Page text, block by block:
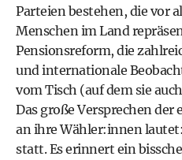
Parteien bestehen, die vor
Menschen im Land
Pensionsreform, die
und internationale
vom Tisch (auf dem sie
Das große Versprechen
an ihre Wähler:innen
statt. Es erinnert ein